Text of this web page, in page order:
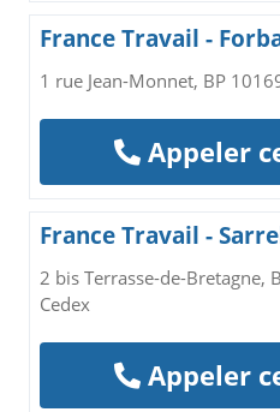
France Travail -
1 rue Jean-Monnet, BP
Appeler
France Travail -
2 bis Terrasse-de-Bretagne,
Cedex
Appeler